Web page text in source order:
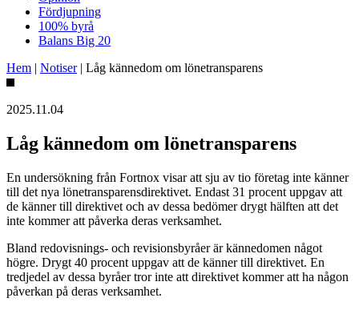
Fördjupning
100% byrå
Balans Big 20
Hem | Notiser| Låg kännedom om lönetransparens
2025.11.04
Låg kännedom om lönetransparens
En undersökning från Fortnox visar att sju av tio företag inte känner
till det nya lönetransparensdirektivet. Endast 31 procent uppgav att
de känner till direktivet och av dessa bedömer drygt hälften att det
inte kommer att påverka deras verksamhet.
Bland redovisnings- och revisionsbyråer är kännedomen något
högre. Drygt 40 procent uppgav att de känner till direktivet. En
tredjedel av dessa byråer tror inte att direktivet kommer att ha någon
påverkan på deras verksamhet.